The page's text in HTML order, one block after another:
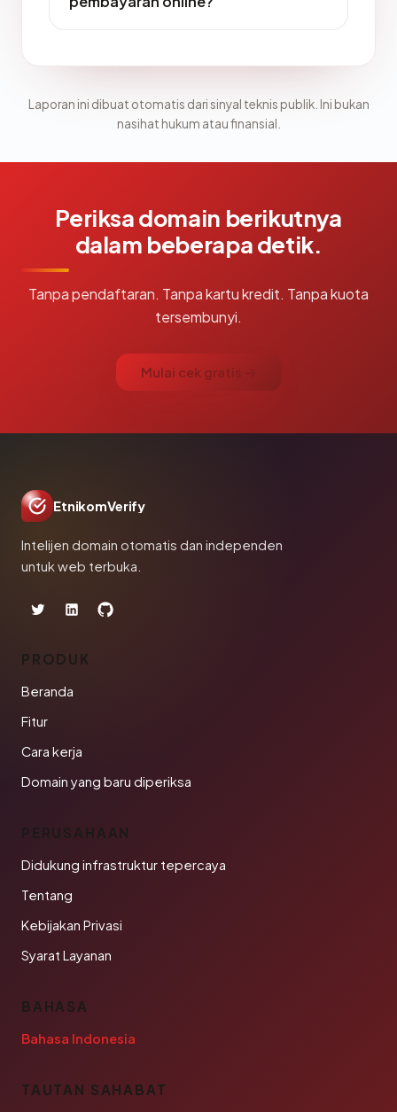
Laporan ini dibuat otomatis dari sinyal teknis publik. Ini bukan
nasihat hukum atau finansial.
Periksa domain berikutnya
dalam beberapa detik.
Tanpa pendaftaran. Tanpa kartu kredit. Tanpa kuota
tersembunyi.
Mulai cek gratis →
EtnikomVerify
Intelijen domain otomatis dan independen
untuk web terbuka.
PRODUK
Beranda
Fitur
Cara kerja
Domain yang baru diperiksa
PERUSAHAAN
Didukung infrastruktur tepercaya
Tentang
Kebijakan Privasi
Syarat Layanan
BAHASA
Bahasa Indonesia
TAUTAN SAHABAT